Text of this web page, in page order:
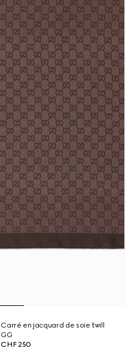
Carré en jacquard de soie twill
GG
CHF 250